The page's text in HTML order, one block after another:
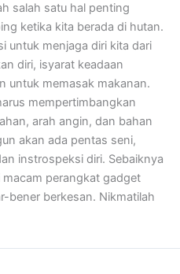
salah satu hal penting
ketika kita berada di hutan.
untuk menjaga diri kita dari
diri, isyarat keadaan
untuk memasak makanan.
mempertimbangkan
arah angin, dan bahan
akan ada pentas seni,
instrospeksi diri. Sebaiknya
perangkat gadget
bener berkesan. Nikmatilah